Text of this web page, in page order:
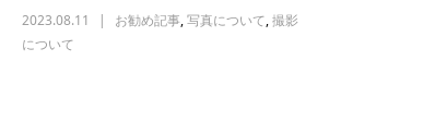
2023.08.11 お勧め記事,写真について,撮影
について